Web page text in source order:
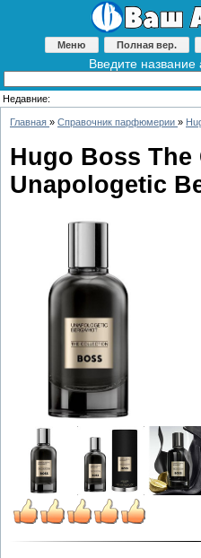
Меню Полная вер.
Введите название
Недавние:
Главная » Справочник парфюмерии »
Hugo Boss
Unapologetic